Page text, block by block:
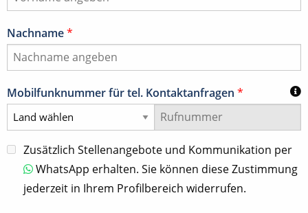
Nachname*
Mobilfunknummer für tel. Kontaktanfragen *
Zusätzlich Stellenangebote und Kommunikation per
WhatsApp erhalten. Sie können diese Zustimmung
jederzeit in Ihrem Profilbereich widerrufen.